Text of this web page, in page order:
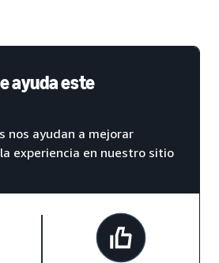
ayuda este
nos ayudan a mejorar
experiencia en nuestro sitio